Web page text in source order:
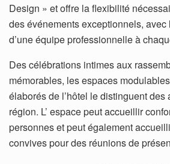
Design » et offre la flexibilité
des événements exceptionnels, avec
d’une équipe professionnelle à
Des célébrations intimes aux
mémorables, les espaces
élaborés de l’hôtel le distinguent des
région. L’ espace peut accueillir
personnes et peut également
convives pour des réunions de